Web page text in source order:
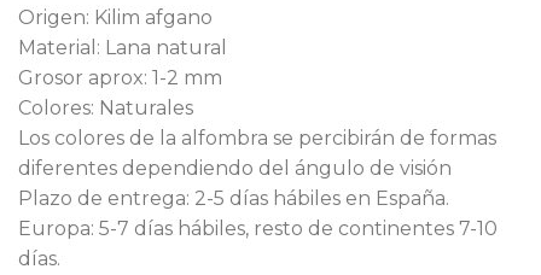
Origen: Kilim afgano
Material: Lana natural
Grosor aprox: 1-2 mm
Colores: Naturales
Los colores de la alfombra se percibirán de formas
diferentes dependiendo del ángulo de visión
Plazo de entrega: 2-5 días hábiles en España.
Europa: 5-7 días hábiles, resto de continentes 7-10
días.